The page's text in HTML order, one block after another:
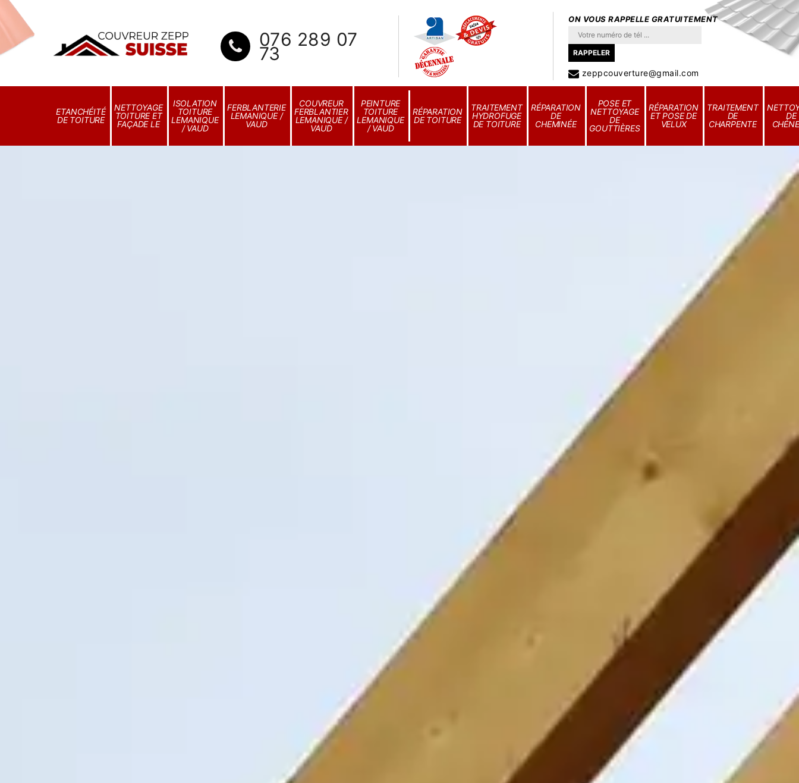
076 289 07
73
ON VOUS RAPPELLE GRATUITEMENT
zeppcouverture@gmail.com
ETANCHÉITÉ
DE TOITURE
NETTOYAGE
TOITURE ET
FAÇADE LE
ISOLATION
TOITURE
LEMANIQUE
/ VAUD
FERBLANTERIE
LEMANIQUE /
VAUD
COUVREUR
FERBLANTIER
LEMANIQUE /
VAUD
PEINTURE
TOITURE
LEMANIQUE
/ VAUD
RÉPARATION
DE TOITURE
TRAITEMENT
HYDROFUGE
DE TOITURE
RÉPARATION
DE
CHEMINÉE
POSE ET
NETTOYAGE
DE
GOUTTIÈRES
RÉPARATION
ET POSE DE
VELUX
TRAITEMENT
DE
CHARPENTE
DE